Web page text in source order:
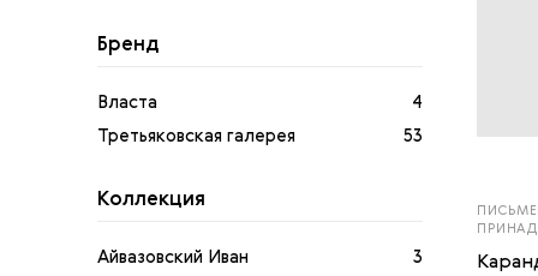
Бренд
Власта
4
Третьяковская галерея
53
Коллекция
Айвазовский Иван
3